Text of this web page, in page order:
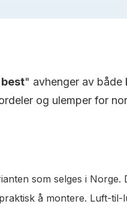
best" avhenger av både
og ulemper for
som selges i Norge.
å montere. Luft-til-